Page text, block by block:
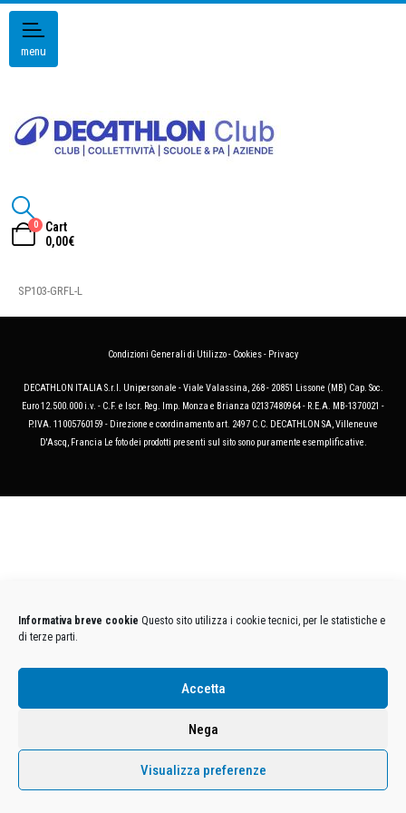
Informativa breve cookie Questo sito utilizza i cookie tecnici, per le statistiche e
di terze parti.
Accetta
Nega
Visualizza preferenze
menu
0
Cart
0,00€
SP103-GRFL-L
Condizioni Generali di Utilizzo- Cookies- Privacy
DECATHLON ITALIA S.r.l. Unipersonale - Viale Valassina, 268 - 20851 Lissone (MB) Cap. Soc.
Euro 12.500.000 i.v. - C.F. e Iscr. Reg. Imp. Monza e Brianza 02137480964 - R.E.A. MB-1370021 -
P.IVA. 11005760159 - Direzione e coordinamento art. 2497 C.C. DECATHLON SA, Villeneuve
D'Ascq, Francia Le foto dei prodotti presenti sul sito sono puramente esemplificative.